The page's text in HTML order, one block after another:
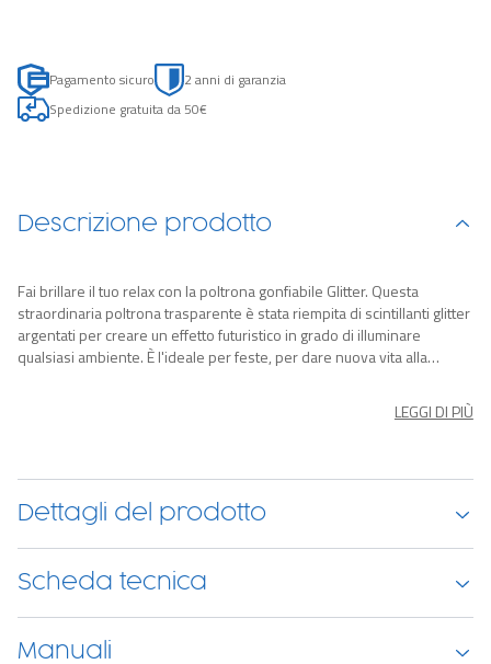
Pagamento sicuro
2 anni di garanzia
Spedizione gratuita da 50€
Descrizione prodotto
Fai brillare il tuo relax con la poltrona gonfiabile Glitter. Questa
straordinaria poltrona trasparente è stata riempita di scintillanti glitter
argentati per creare un effetto futuristico in grado di illuminare
qualsiasi ambiente. È l'ideale per feste, per dare nuova vita alla
poltrona Glitter è progettata per l'uso sia in interni che all'aperto ed è
perfetta per rendere speciale una giornata in spiaggia o un viaggio in
LEGGI DI PIÙ
Dettagli del prodotto
Scheda tecnica
Manuali